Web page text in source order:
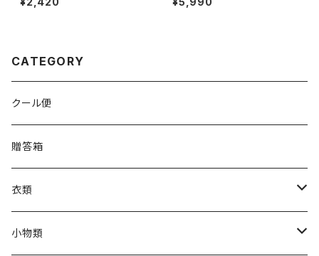
マンゴー~Mango 2026 720
CATEGORY
クール便
贈答箱
衣類
Tシャツ
小物類